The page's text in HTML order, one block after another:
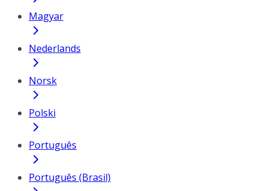
Magyar
Nederlands
Norsk
Polski
Português
Português (Brasil)